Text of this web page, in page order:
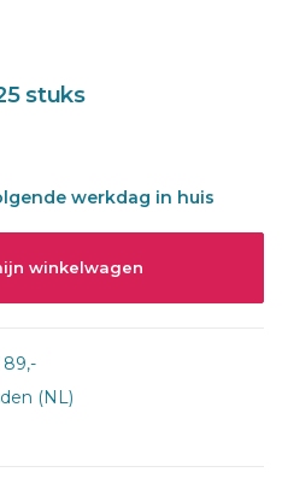
stuks
werkdag in huis
winkelwagen
89,-
(NL)